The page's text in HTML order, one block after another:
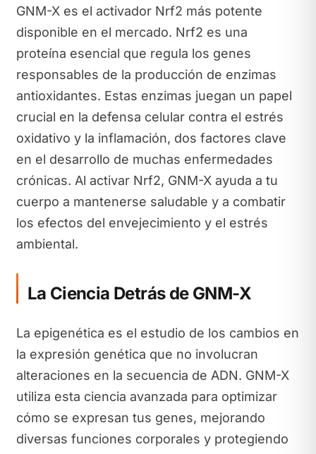
GNM-X es el activador Nrf2 más potente
disponible en el mercado. Nrf2 es una
proteína esencial que regula los genes
responsables de la producción de enzimas
antioxidantes. Estas enzimas juegan un papel
crucial en la defensa celular contra el estrés
oxidativo y la inflamación, dos factores clave
en el desarrollo de muchas enfermedades
crónicas. Al activar Nrf2, GNM-X ayuda a tu
cuerpo a mantenerse saludable y a combatir
los efectos del envejecimiento y el estrés
ambiental.
La Ciencia Detrás de GNM-X
La epigenética es el estudio de los cambios en
la expresión genética que no involucran
alteraciones en la secuencia de ADN. GNM-X
utiliza esta ciencia avanzada para optimizar
cómo se expresan tus genes, mejorando
diversas funciones corporales y protegiendo